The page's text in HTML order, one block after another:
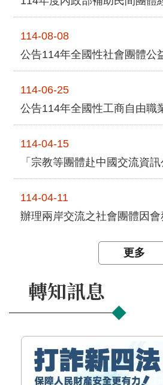
放
保
114-08-08
公告114年全國性社會團體公
114-06-25
公告114年全國性工商自由職業團體績效評鑑績
114-04-15
「宗教等團體赴中國交流資訊公開專區」已上線，歡迎
114-04-11
辦理兩岸交流之社會團體因會務運作不正
更多
轉知訊息